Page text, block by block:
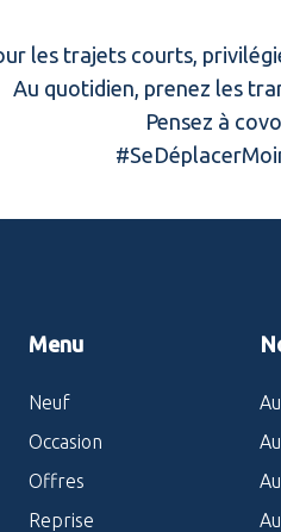
les trajets courts,
Au quotidien, prenez les
Pensez à
Menu
Neuf
Occasion
Offres
Reprise